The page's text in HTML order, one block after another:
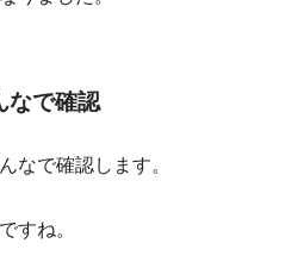
なで確認
なで確認します。
すね。